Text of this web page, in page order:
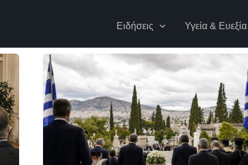
Ειδήσεις Υγεία & Ευεξία